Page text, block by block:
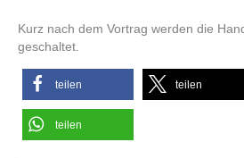
Kurz nach dem Vortrag werden die
geschaltet.
teilen teilen
teilen